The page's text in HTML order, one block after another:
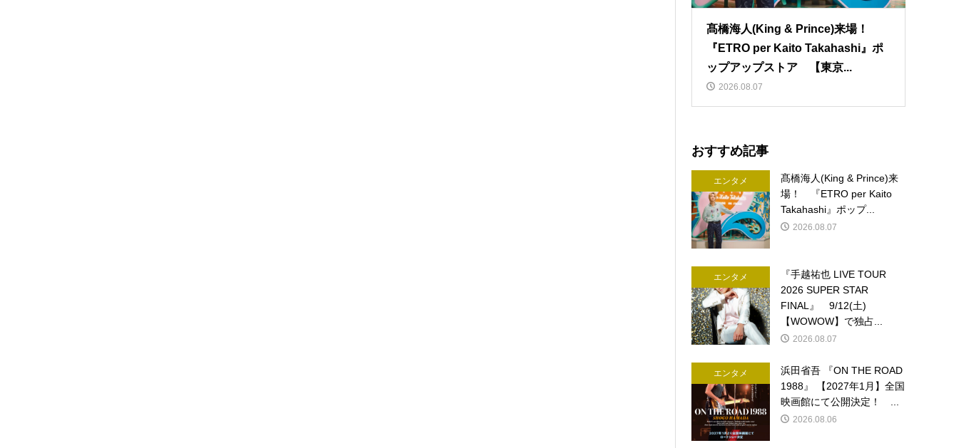
髙橋海人(King & Prince)来場！
『ETRO per Kaito Takahashi』ポ
ップアップストア 【東京...
2026.08.07
おすすめ記事
エンタメ
髙橋海人(King & Prince)来
場！ 『ETRO per Kaito
Takahashi』ポップ...
2026.08.07
エンタメ
『手越祐也 LIVE TOUR
2026 SUPER STAR
FINAL』 9/12(土)
【WOWOW】で独占...
2026.08.07
エンタメ
浜田省吾 『ON THE ROAD
1988』 【2027年1月】全国
映画館にて公開決定！ ...
2026.08.06